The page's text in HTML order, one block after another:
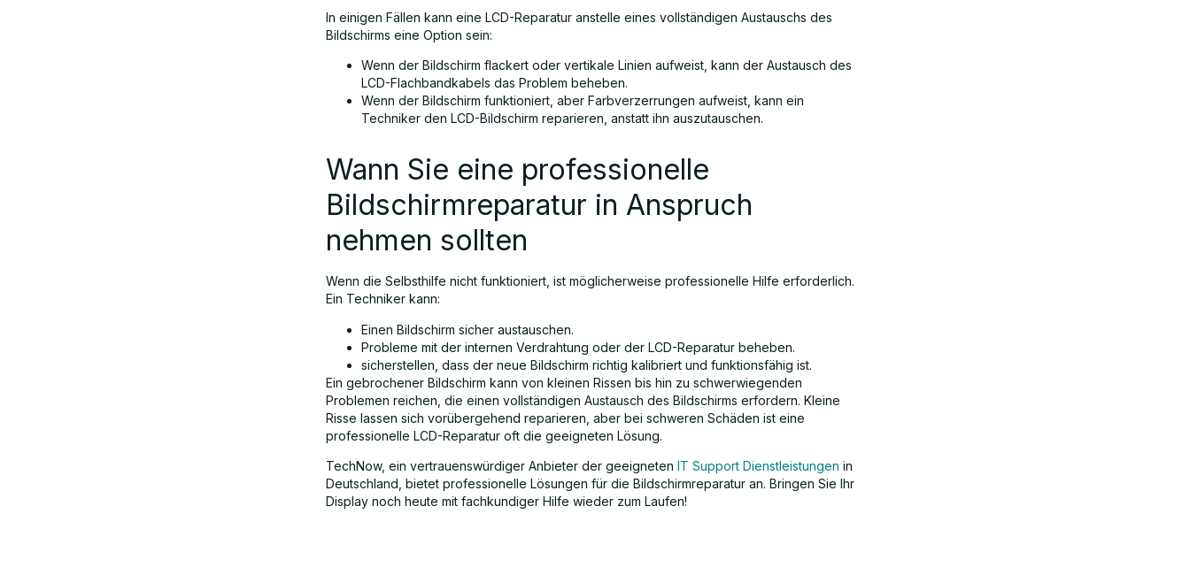
In einigen Fällen kann eine LCD-Reparatur anstelle eines vollständigen Austauschs des
Bildschirms eine Option sein:
Wenn der Bildschirm flackert oder vertikale Linien aufweist, kann der Austausch des
LCD-Flachbandkabels das Problem beheben.
Wenn der Bildschirm funktioniert, aber Farbverzerrungen aufweist, kann ein
Techniker den LCD-Bildschirm reparieren, anstatt ihn auszutauschen.
Wann Sie eine professionelle
Bildschirmreparatur in Anspruch
nehmen sollten
Wenn die Selbsthilfe nicht funktioniert, ist möglicherweise professionelle Hilfe erforderlich.
Ein Techniker kann:
Einen Bildschirm sicher austauschen.
Probleme mit der internen Verdrahtung oder der LCD-Reparatur beheben.
sicherstellen, dass der neue Bildschirm richtig kalibriert und funktionsfähig ist.
Ein gebrochener Bildschirm kann von kleinen Rissen bis hin zu schwerwiegenden
Problemen reichen, die einen vollständigen Austausch des Bildschirms erfordern. Kleine
Risse lassen sich vorübergehend reparieren, aber bei schweren Schäden ist eine
professionelle LCD-Reparatur oft die geeigneten Lösung.
TechNow, ein vertrauenswürdiger Anbieter der geeigneten IT Support Dienstleistungen in
Deutschland, bietet professionelle Lösungen für die Bildschirmreparatur an. Bringen Sie Ihr
Display noch heute mit fachkundiger Hilfe wieder zum Laufen!